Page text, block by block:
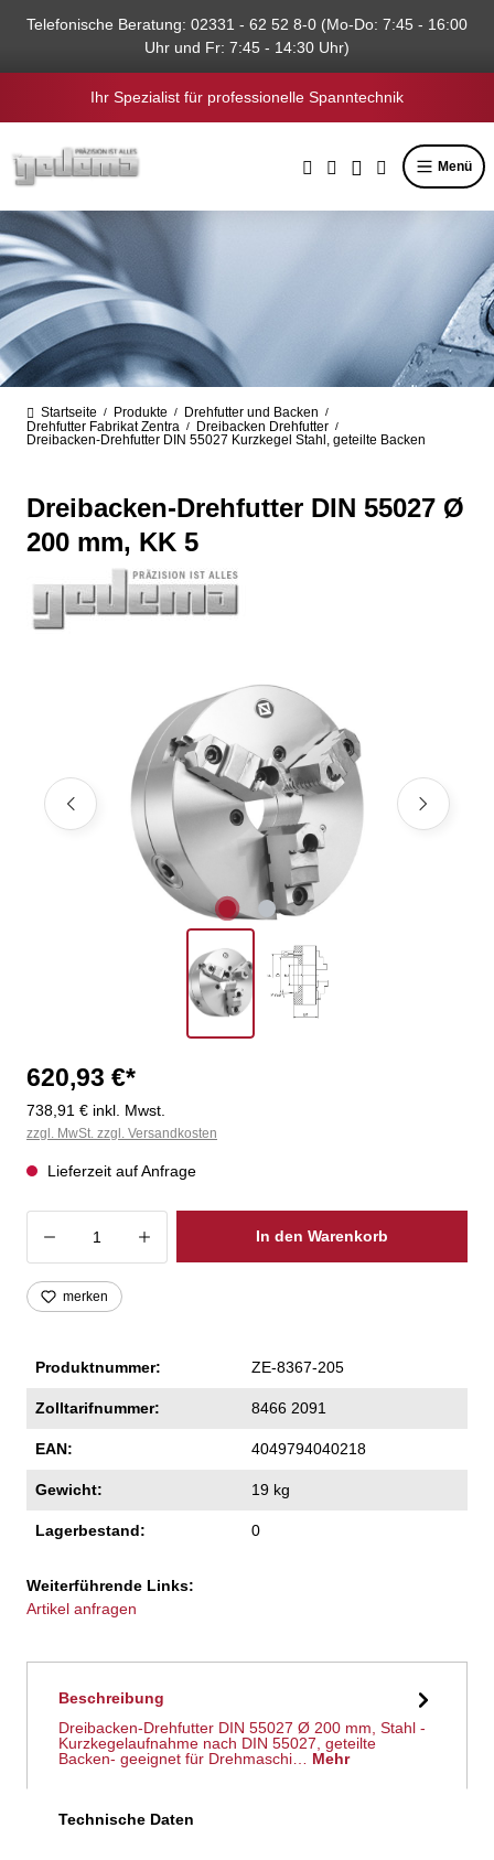
springen
Telefonische Beratung: 02331 - 62 52 8-0 (Mo-Do: 7:45 - 16:00
Uhr und Fr: 7:45 - 14:30 Uhr)
Ihr Spezialist für professionelle Spanntechnik
Menü
Startseite / Produkte / Drehfutter und Backen /
Drehfutter Fabrikat Zentra / Dreibacken Drehfutter /
Dreibacken-Drehfutter DIN 55027 Kurzkegel Stahl, geteilte Backen
Dreibacken-Drehfutter DIN 55027 Ø
200 mm, KK 5
620,93 €*
738,91 € inkl. Mwst.
zzgl. MwSt. zzgl. Versandkosten
Lieferzeit auf Anfrage
Produkt Anzahl: Gib den gewünschten
In den Warenkorb
merken
Produktnummer: ZE-8367-205
Zolltarifnummer: 8466 2091
EAN: 4049794040218
Gewicht: 19 kg
Lagerbestand: 0
Weiterführende Links:
Artikel anfragen
Beschreibung
Dreibacken-Drehfutter DIN 55027 Ø 200 mm, Stahl -
Kurzkegelaufnahme nach DIN 55027, geteilte
Backen- geeignet für Drehmaschi… Mehr
Technische Daten